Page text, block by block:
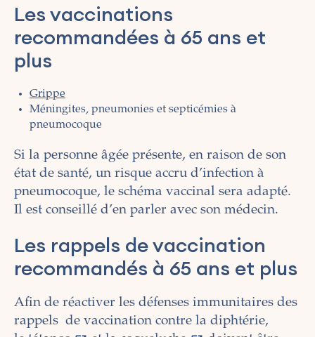
Les vaccinations
recommandées à 65 ans et
plus
Grippe
Méningites, pneumonies et septicémies à
pneumocoque
Si la personne âgée présente, en raison de son
état de santé, un risque accru d’infection à
pneumocoque, le schéma vaccinal sera adapté.
Il est conseillé d’en parler avec son médecin.
Les rappels de vaccination
recommandés à 65 ans et plus
Afin de réactiver les défenses immunitaires des
rappels de vaccination contre la diphtérie,